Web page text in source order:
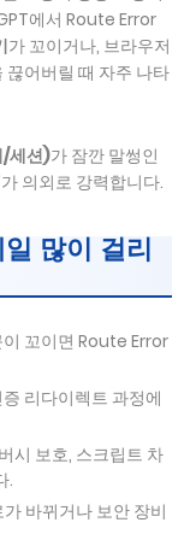
에서 Route Error
가 꼬이거나, 브라우저
끊어버릴 때 자주 나타
/세션)가 잠깐 말썽인
의외로 강력합니다.
많이 걸리
꼬이면 Route Error
증 리다이렉트 과정에
시 보호, 스크립트 차
.
바뀌거나 보안 장비